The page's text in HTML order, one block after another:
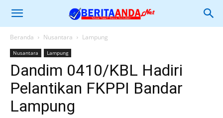
Beranda Nusantara Lampung
Nusantara Lampung
Dandim 0410/KBL Hadiri
Pelantikan FKPPI Bandar
Lampung